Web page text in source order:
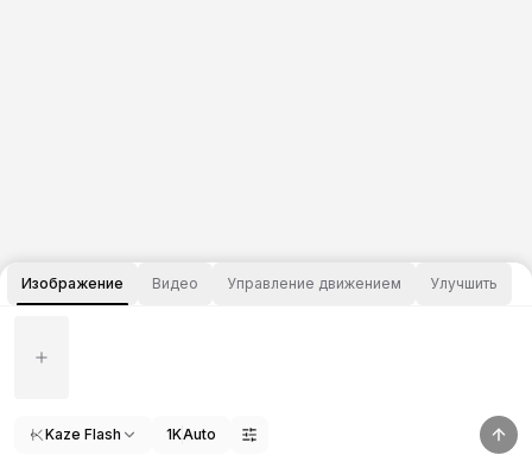
Изображение Видео Управление движением Улучшить
Kaze Flash 1KAuto